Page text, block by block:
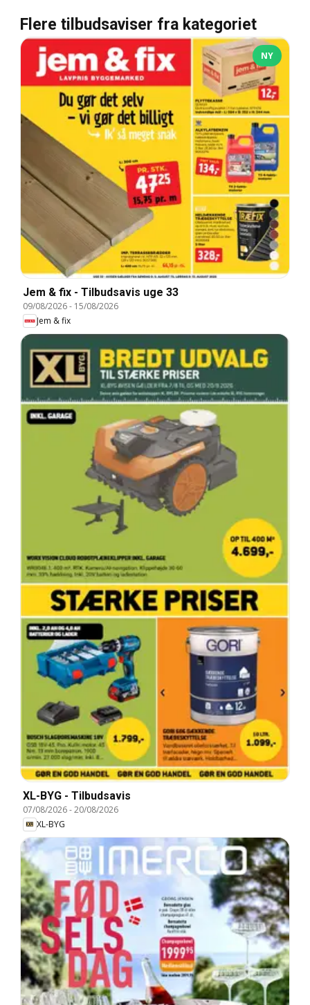
Flere tilbudsaviser fra kategoriet
NY
Jem & fix - Tilbudsavis uge 33
09/08/2026- 15/08/2026
Jem & fix
XL-BYG - Tilbudsavis
07/08/2026-20/08/2026
XL-BYG